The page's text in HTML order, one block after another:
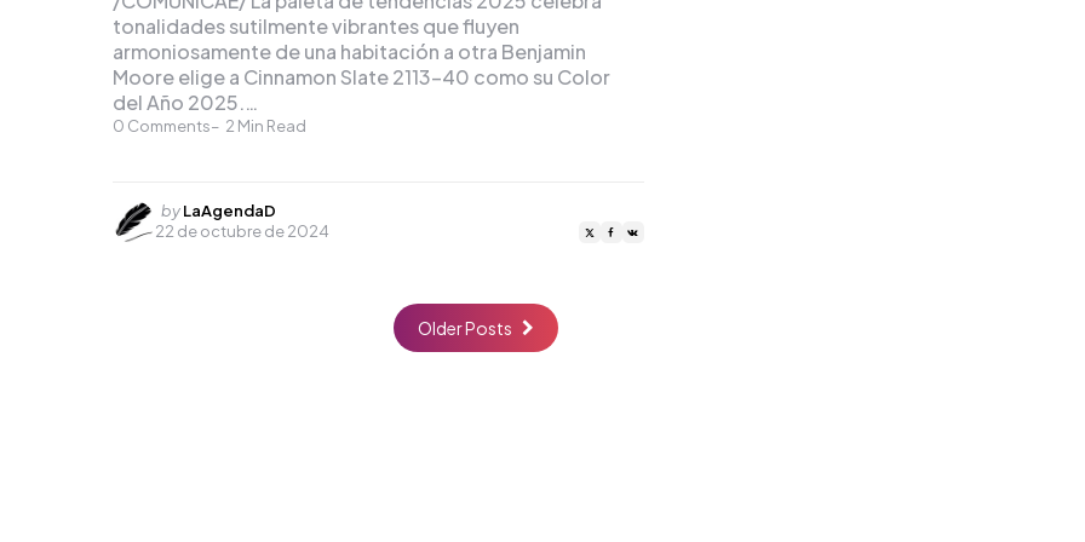
0 Comments 2 Min Read
tonalidades sutilmente vibrantes que fluyen
armoniosamente de una habitación a otra Benjamin
Moore elige a Cinnamon Slate 2113-40 como su Color
del Año 2025.…
Posted
by
by LaAgendaD
22 de octubre de 2024
Older Posts